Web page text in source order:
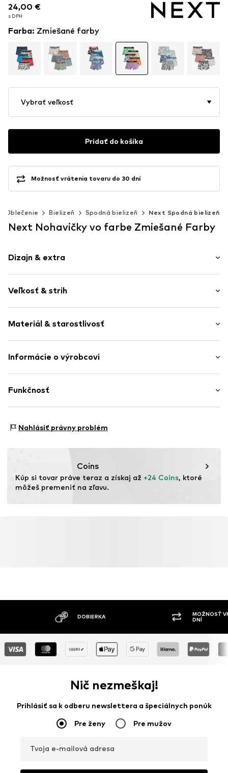
24,00 €
s DPH
24,00 €
s DPH
Farba: Zmiešané farby
Vybrať veľkosť
Pridať do košíka
Možnosť vrátenia tovaru do 30 dní
Oblečenie Bielizeň Spodná bielizeň Next Spodná bielizeň
Next Nohavičky vo farbe Zmiešané Farby
Dizajn & extra
Džersej
Vzor potlačený po celej ploche
Číslo položky NXT2641001000001
Veľkosť & strih
Výška pásu: Stredne vysoký pás
Strih: Úzky fit
Materiál & starostlivosť
Materiál: 95% Bavlna, 5% Elastan (LYCRA®)
Prať na max. 30 °C
Informácie o výrobcovi
Zielstattstrasse 40
DE
Funkčnosť
Nahlásiť právny problém
Coins
Kúp si tovar práve teraz a získaj až +24 Coins, ktoré
môžeš premeniť na zľavu.
DOBIERKA
MOŽNOSŤ
DNÍ
Nič nezmeškaj!
Prihlásiť sa k odberu newslettera a špeciálnych ponúk
Pre ženy Pre mužov
Tvoja e-mailová adresa